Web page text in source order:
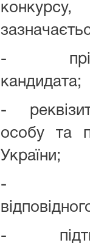
-
кандидата;
-
особу та
України;
-
-